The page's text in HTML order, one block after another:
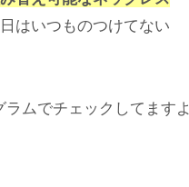
はいつものつけてない
ムでチェックしてますよ